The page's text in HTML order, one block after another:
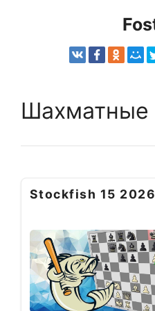
Шахматные
Stockfish 15 2026